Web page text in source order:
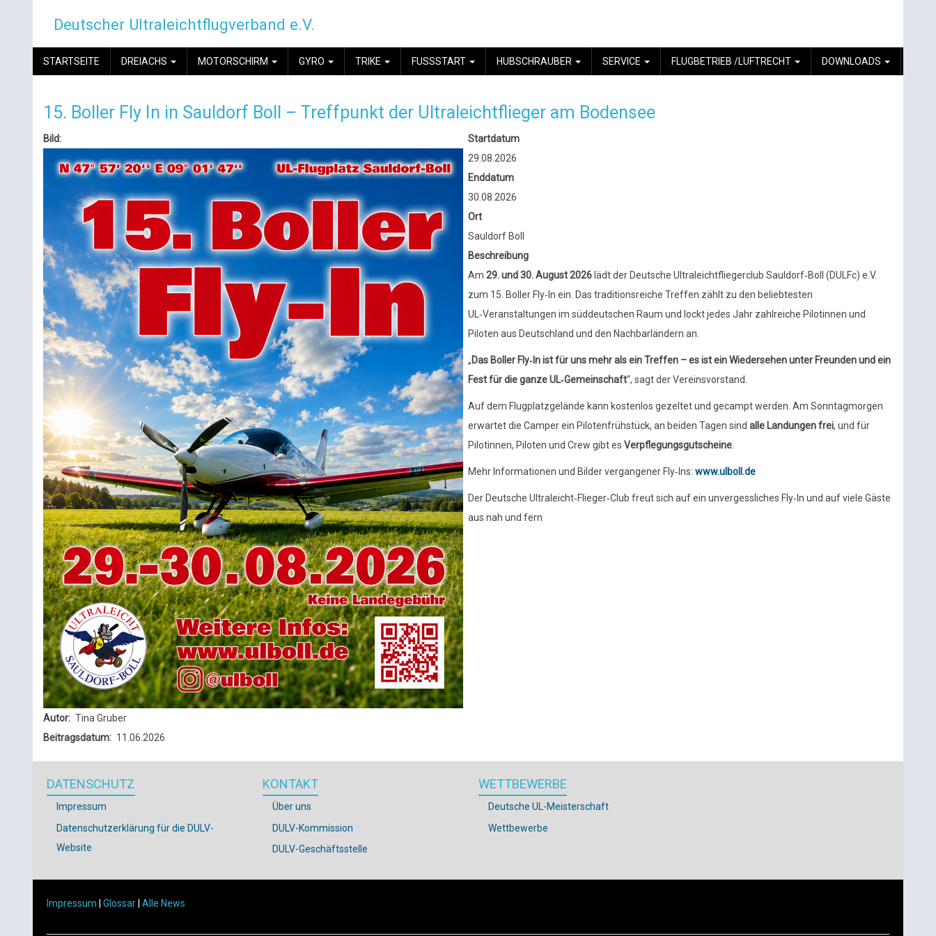
Deutscher Ultraleichtflugverband e.V.
MAIN
NAVIGATION
STARTSEITE DREIACHS MOTORSCHIRM GYRO TRIKE FUSSSTART HUBSCHRAUBER SERVICE FLUGBETRIEB /LUFTRECHT DOWNLOADS
15. Boller Fly In in Sauldorf Boll – Treffpunkt der Ultraleichtflieger am Bodensee
Bild
Autor
Tina Gruber
Beitragsdatum
11.06.2026
Startdatum
29.08.2026
Enddatum
30.08.2026
Ort
Sauldorf Boll
Beschreibung
Am 29. und 30. August 2026 lädt der Deutsche Ultraleichtfliegerclub Sauldorf‑Boll (DULFc) e.V.
zum 15. Boller Fly‑In ein. Das traditionsreiche Treffen zählt zu den beliebtesten
UL‑Veranstaltungen im süddeutschen Raum und lockt jedes Jahr zahlreiche Pilotinnen und
Piloten aus Deutschland und den Nachbarländern an.
„Das Boller Fly‑In ist für uns mehr als ein Treffen – es ist ein Wiedersehen unter Freunden und ein
Fest für die ganze UL‑Gemeinschaft“, sagt der Vereinsvorstand.
Auf dem Flugplatzgelände kann kostenlos gezeltet und gecampt werden. Am Sonntagmorgen
erwartet die Camper ein Pilotenfrühstück, an beiden Tagen sind alle Landungen frei, und für
Pilotinnen, Piloten und Crew gibt es Verpflegungsgutscheine
Mehr Informationen und Bilder vergangener Fly‑Ins: www.ulboll.de
Der Deutsche Ultraleicht‑Flieger‑Club freut sich auf ein unvergessliches Fly‑In und auf viele Gäste
aus nah und fern
DATENSCHUTZ
Impressum
Datenschutzerklärung für die DULV-
Website
KONTAKT
Über uns
DULV-Kommission
DULV-Geschäftsstelle
WETTBEWERBE
Deutsche UL-Meisterschaft
Wettbewerbe
Impressum Glossar Alle News